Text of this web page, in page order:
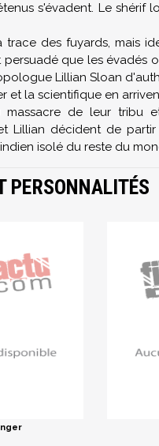
s'évadent. Le shérif
trace des fuyards, mais
persuadé que les évadés
Lillian Sloan
et la scientifique en
de leur tribu
Lillian décident de
isolé du reste du
PERSONNALITÉS